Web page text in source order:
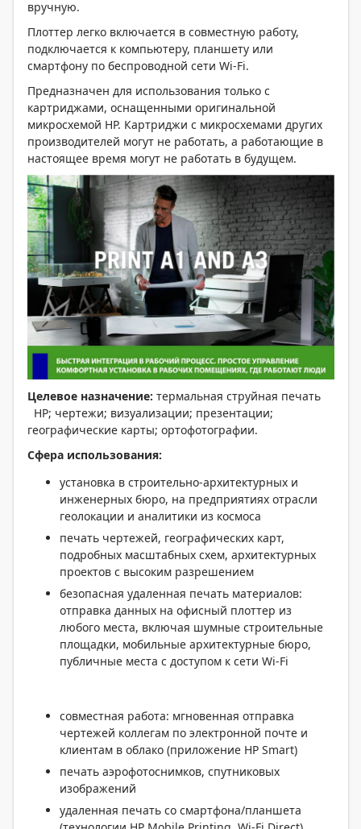
вручную.
Плоттер легко включается в совместную работу,
подключается к компьютеру, планшету или
смартфону по беспроводной сети Wi-Fi.
Предназначен для использования только с
картриджами, оснащенными оригинальной
микросхемой HP. Картриджи с микросхемами других
производителей могут не работать, а работающие в
настоящее время могут не работать в будущем.
Целевое назначение: термальная струйная печать
HP; чертежи; визуализации; презентации;
географические карты; ортофотографии.
Сфера использования:
установка в строительно-архитектурных и
инженерных бюро, на предприятиях отрасли
геолокации и аналитики из космоса
печать чертежей, географических карт,
подробных масштабных схем, архитектурных
проектов с высоким разрешением
безопасная удаленная печать материалов:
отправка данных на офисный плоттер из
любого места, включая шумные строительные
площадки, мобильные архитектурные бюро,
публичные места с доступом к сети Wi-Fi
совместная работа: мгновенная отправка
чертежей коллегам по электронной почте и
клиентам в облако (приложение HP Smart)
печать аэрофотоснимков, спутниковых
изображений
удаленная печать со смартфона/планшета